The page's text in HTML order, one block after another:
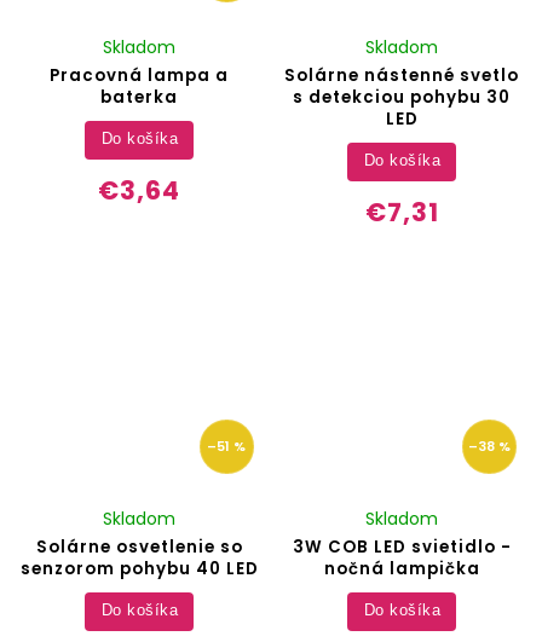
Pracovná lampa a
baterka
Skladom
€3,64
Do košíka
Solárne nástenné svetlo
s detekciou pohybu 30
LED
Skladom
€7,31
Do košíka
–51 %
Solárne osvetlenie so
senzorom pohybu 40 LED
Skladom
Do košíka
–38 %
3W COB LED svietidlo -
nočná lampička
Skladom
Do košíka